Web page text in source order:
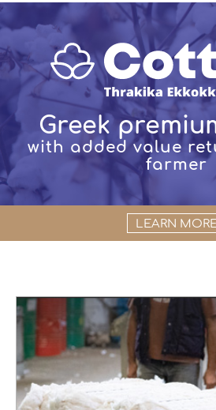
Greek
with added value
farmer
LEARN